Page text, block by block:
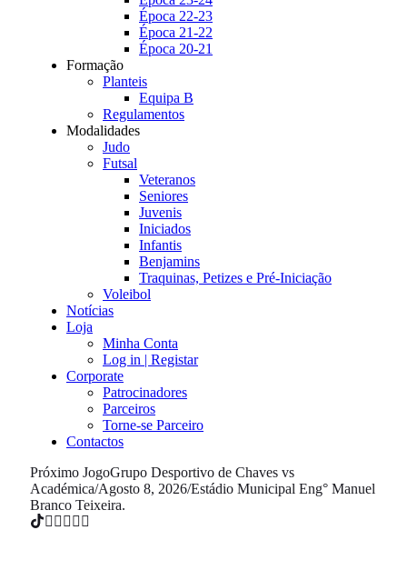
Época 22-23
Época 21-22
Época 20-21
Formação
Planteis
Equipa B
Regulamentos
Modalidades
Judo
Futsal
Veteranos
Seniores
Juvenis
Iniciados
Infantis
Benjamins
Traquinas, Petizes e Pré-Iniciação
Voleibol
Notícias
Loja
Minha Conta
Log in | Registar
Corporate
Patrocinadores
Parceiros
Torne-se Parceiro
Contactos
Próximo JogoGrupo Desportivo de Chaves vs
Académica/Agosto 8, 2026/Estádio Municipal Eng° Manuel
Branco Teixeira.